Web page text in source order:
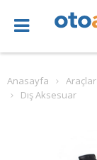
Anasayfa Araçlar
Dış Aksesuar